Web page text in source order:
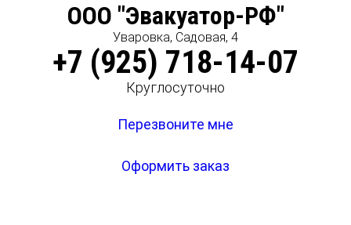
ООО "Эвакуатор-РФ"
Уваровка, Садовая, 4
+7 (925) 718-14-07
Круглосуточно
Перезвоните мне
Оформить заказ